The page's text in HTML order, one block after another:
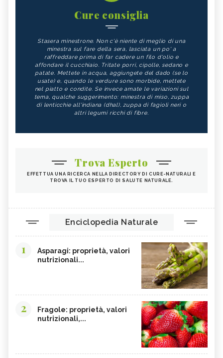
Cure consiglia
Stasera minestrone. Non c'è niente di meglio di una
minestra sul fare della sera, lasciata un po' a
raffreddare prima di far cadere un filo d'olio e
affondare il cucchiaio. Tritate porri, cipolle, sedano e
patate. Mettete in acqua, aggiungete del dado (se lo
usate) e, quando le verdure sono morbide, mettete
nel piatto e condite. Se invece amate le variazioni sul
tema, qualche suggerimento: minestra di miso, zuppa
di lenticchie all'indiana (dhal), zuppa di fagioli neri o
altri legumi ricchi di fibre.
Trova Esperto
EFFETTUA UNA RICERCA NELLA DIRECTORY DI CURE-NATURALI E
TROVA IL TUO ESPERTO DI SALUTE NATURALE.
Enciclopedia Naturale
1
Asparagi: proprietà, valori
nutrizionali...
2
Fragole: proprietà, valori
nutrizionali,...